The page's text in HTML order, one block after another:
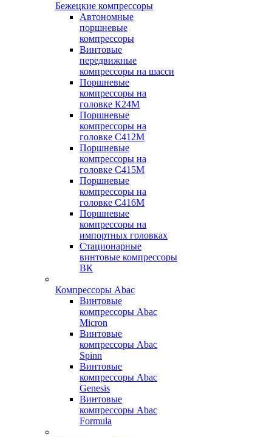
Бежецкие компрессоры
Автономные
поршневые
компрессоры
Винтовые
передвижные
компрессоры на шасси
Поршневые
компрессоры на
головке К24М
Поршневые
компрессоры на
головке С412М
Поршневые
компрессоры на
головке С415М
Поршневые
компрессоры на
головке С416М
Поршневые
компрессоры на
импортных головках
Стационарные
винтовые компрессоры
ВК
Компрессоры Abac
Винтовые
компрессоры Abac
Micron
Винтовые
компрессоры Abac
Spinn
Винтовые
компрессоры Abac
Genesis
Винтовые
компрессоры Abac
Formula